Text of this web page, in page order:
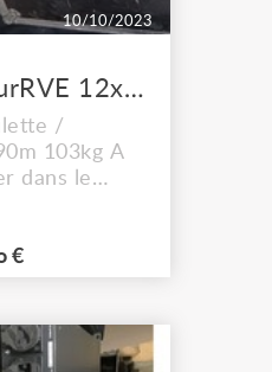
10/10/2023
2xGradateurRVE 12x5kw arrivée 125AT 5pts010V analogique
/
103kg A
dans le
de
Echanger
FLUO
€